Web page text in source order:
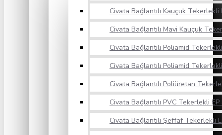
Civata Bağlantılı Kauçuk Tekerlekli
Civata Bağlantılı Mavi Kauçuk
Civata Bağlantılı Poliamid
Civata Bağlantılı Poliamid
Civata Bağlantılı Poliüretan
Civata Bağlantılı PVC Tekerlekli EP
Civata Bağlantılı Şeffaf Tekerlekli